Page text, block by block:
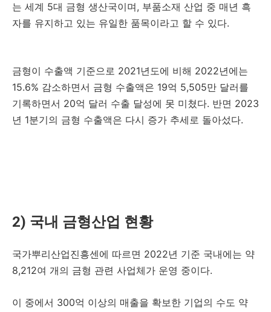
는 세계 5대 금형 생산국이며, 부품소재 산업 중 매년 흑
자를 유지하고 있는 유일한 품목이라고 할 수 있다.
금형이 수출액 기준으로 2021년도에 비해 2022년에는
15.6% 감소하면서 금형 수출액은 19억 5,505만 달러를
기록하면서 20억 달러 수출 달성에 못 미쳤다. 반면 2023
년 1분기의 금형 수출액은 다시 증가 추세로 돌아섰다.
2) 국내 금형산업 현황
국가뿌리산업진흥센에 따르면 2022년 기준 국내에는 약
8,212여 개의 금형 관련 사업체가 운영 중이다.
이 중에서 300억 이상의 매출을 확보한 기업의 수도 약